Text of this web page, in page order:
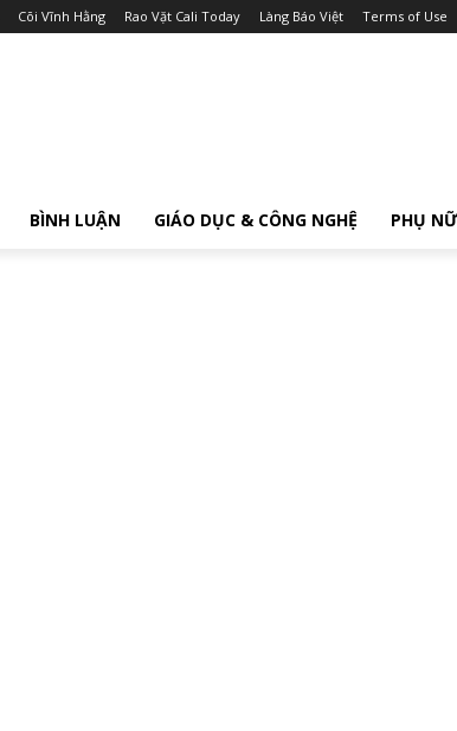
Cõi Vĩnh Hằng Rao Vặt Cali Today Làng Báo Việt Terms of Use
BÌNH LUẬN GIÁO DỤC & CÔNG NGHỆ PHỤ NỮ